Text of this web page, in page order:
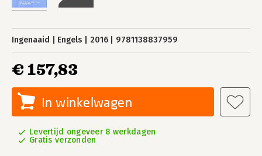
Ingenaaid Engels 2016 9781138837959
€ 157,83
In winkelwagen
Levertijd ongeveer 8 werkdagen
Gratis verzonden